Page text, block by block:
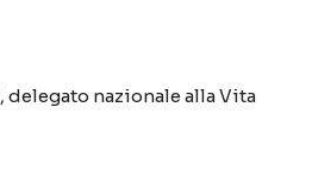
, delegato nazionale alla Vita